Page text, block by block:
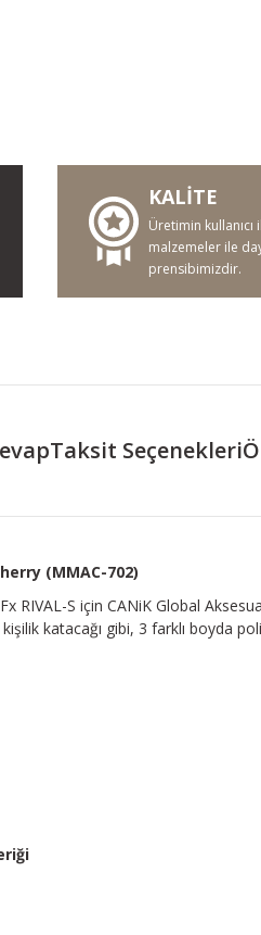
KALİTE
Üretimin
malzemeler ile
prensibimizdir.
Taksit Seçenekleri
(MMAC-702)
RIVAL-S için CANiK Global
katacağı gibi, 3 farklı boyda